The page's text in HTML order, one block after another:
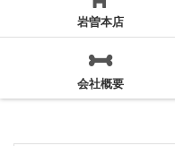
岩曽本店
会社概要